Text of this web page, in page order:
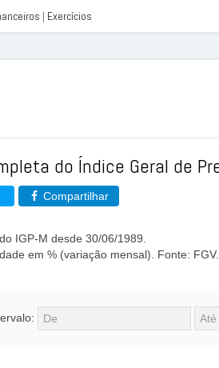
| Exercícios
do Índice Geral de
Compartilhar
IGP-M desde 30/06/1989.
em % (variação mensal). Fonte: FGV.